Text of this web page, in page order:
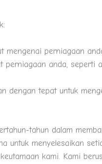
mengenai perniagaan
anda, seperti
dengan tepat untuk
tahun dalam
untuk menyelesaikan
kami. Kami